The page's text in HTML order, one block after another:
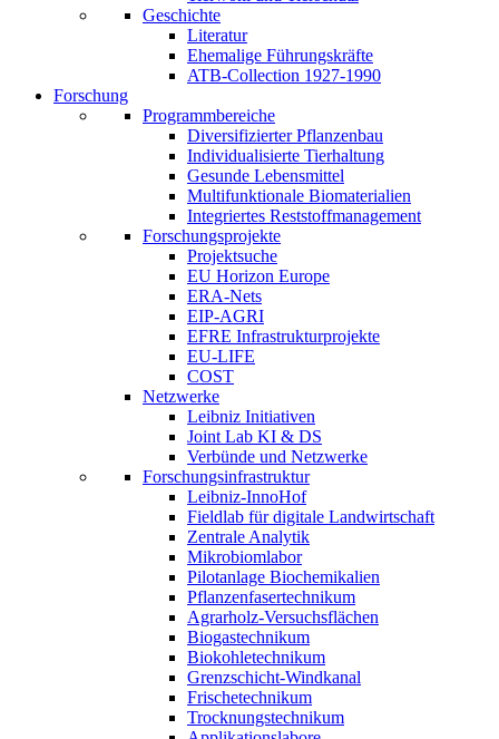
Geschichte
Literatur
Ehemalige Führungskräfte
ATB-Collection 1927-1990
Forschung
Programmbereiche
Diversifizierter Pflanzenbau
Individualisierte Tierhaltung
Gesunde Lebensmittel
Multifunktionale Biomaterialien
Integriertes Reststoffmanagement
Forschungsprojekte
Projektsuche
EU Horizon Europe
ERA-Nets
EIP-AGRI
EFRE Infrastrukturprojekte
EU-LIFE
COST
Netzwerke
Leibniz Initiativen
Joint Lab KI & DS
Verbünde und Netzwerke
Forschungsinfrastruktur
Leibniz-InnoHof
Fieldlab für digitale Landwirtschaft
Zentrale Analytik
Mikrobiomlabor
Pilotanlage Biochemikalien
Pflanzenfasertechnikum
Agrarholz-Versuchsflächen
Biogastechnikum
Biokohletechnikum
Grenzschicht-Windkanal
Frischetechnikum
Trocknungstechnikum